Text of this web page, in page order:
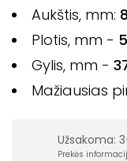
Aukštis, mm:
Plotis, mm -
Gylis, mm -
Mažiausias
Užsakoma:
Prekės